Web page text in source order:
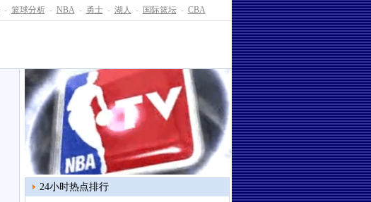
- 篮球分析 - NBA - 勇士 - 湖人 - 国际篮坛 - CBA
24小时热点排行